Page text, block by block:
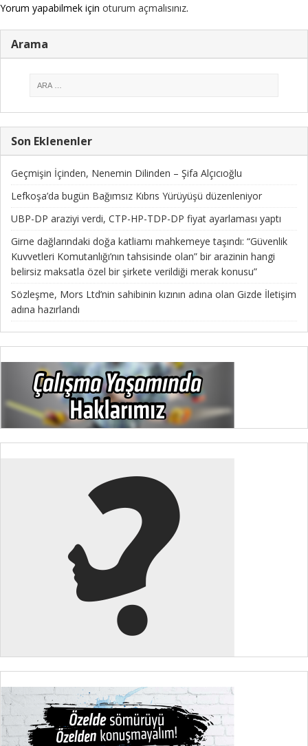
Yorum yapabilmek için oturum açmalısınız.
Arama
Son Eklenenler
Geçmişin İçinden, Nenemin Dilinden – Şifa Alçıcıoğlu
Lefkoşa’da bugün Bağımsız Kıbrıs Yürüyüşü düzenleniyor
UBP-DP araziyi verdi, CTP-HP-TDP-DP fiyat ayarlaması yaptı
Girne dağlarındaki doğa katliamı mahkemeye taşındı: “Güvenlik
Kuvvetleri Komutanlığı’nın tahsisinde olan” bir arazinin hangi
belirsiz maksatla özel bir şirkete verildiği merak konusu”
Sözleşme, Mors Ltd’nin sahibinin kızının adına olan Gizde İletişim
adına hazırlandı